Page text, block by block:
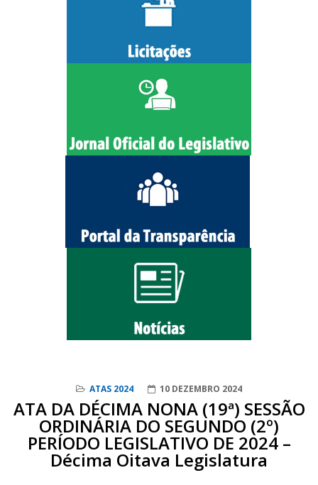
ATAS 2024 10 DEZEMBRO 2024
ATA DA DÉCIMA NONA (19ª) SESSÃO
ORDINÁRIA DO SEGUNDO (2º)
PERÍODO LEGISLATIVO DE 2024 –
Décima Oitava Legislatura